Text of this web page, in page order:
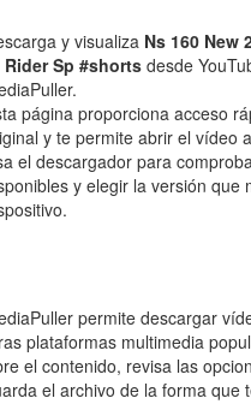
y visualiza Ns 160 New
Rider Sp #shorts desde
página proporciona acceso
y te permite abrir el vídeo
el descargador para
y elegir la versión que
permite descargar
plataformas multimedia
el contenido, revisa las
el archivo de la forma que